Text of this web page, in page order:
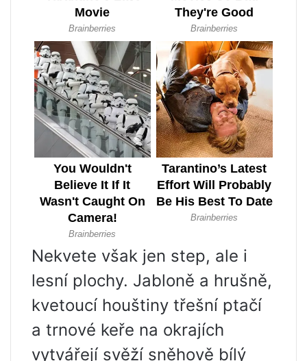
Nekvete však jen step, ale i
lesní plochy. Jabloně a hrušně,
kvetoucí houštiny třešní ptačí
a trnové keře na okrajích
vytvářejí svěží sněhově bílý